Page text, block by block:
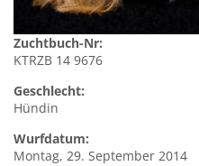
Zuchtbuch-Nr:
KTRZB 14 9676
Geschlecht:
Hündin
Wurfdatum:
Montag, 29. September 2014